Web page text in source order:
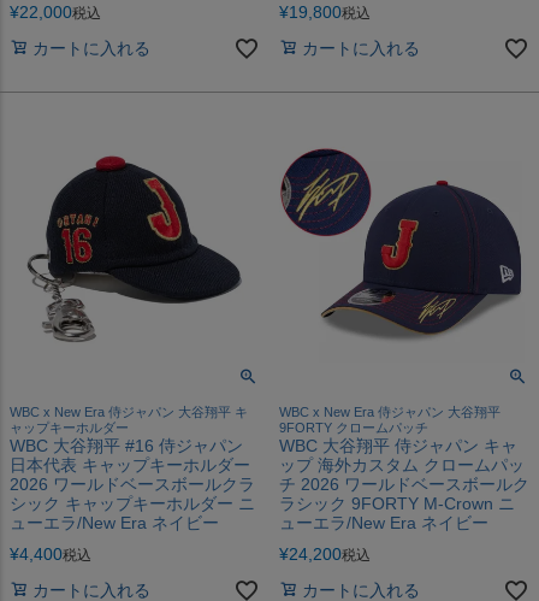
¥22,000税込
カートに入れる
¥19,800税込
カートに入れる
WBC x New Era 侍ジャパン 大谷翔平 キ
ャップキーホルダー
WBC 大谷翔平 #16 侍ジャパン
日本代表 キャップキーホルダー
2026 ワールドベースボールクラ
シック キャップキーホルダー ニ
ューエラ/New Era ネイビー
¥4,400税込
カートに入れる
WBC x New Era 侍ジャパン 大谷翔平
9FORTY クロームパッチ
WBC 大谷翔平 侍ジャパン キャ
ップ 海外カスタム クロームパッ
チ 2026 ワールドベースボールク
ラシック 9FORTY M-Crown ニ
ューエラ/New Era ネイビー
¥24,200税込
カートに入れる